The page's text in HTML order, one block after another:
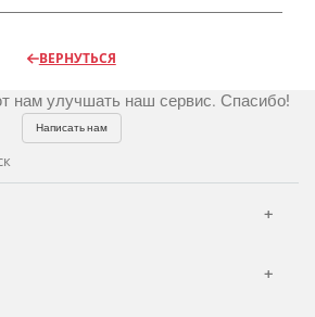
ВЕРНУТЬСЯ
нам улучшать наш сервис. Спасибо!
Написать нам